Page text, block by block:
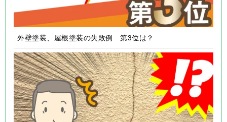
外壁塗装、屋根塗装の失敗例 第3位は？